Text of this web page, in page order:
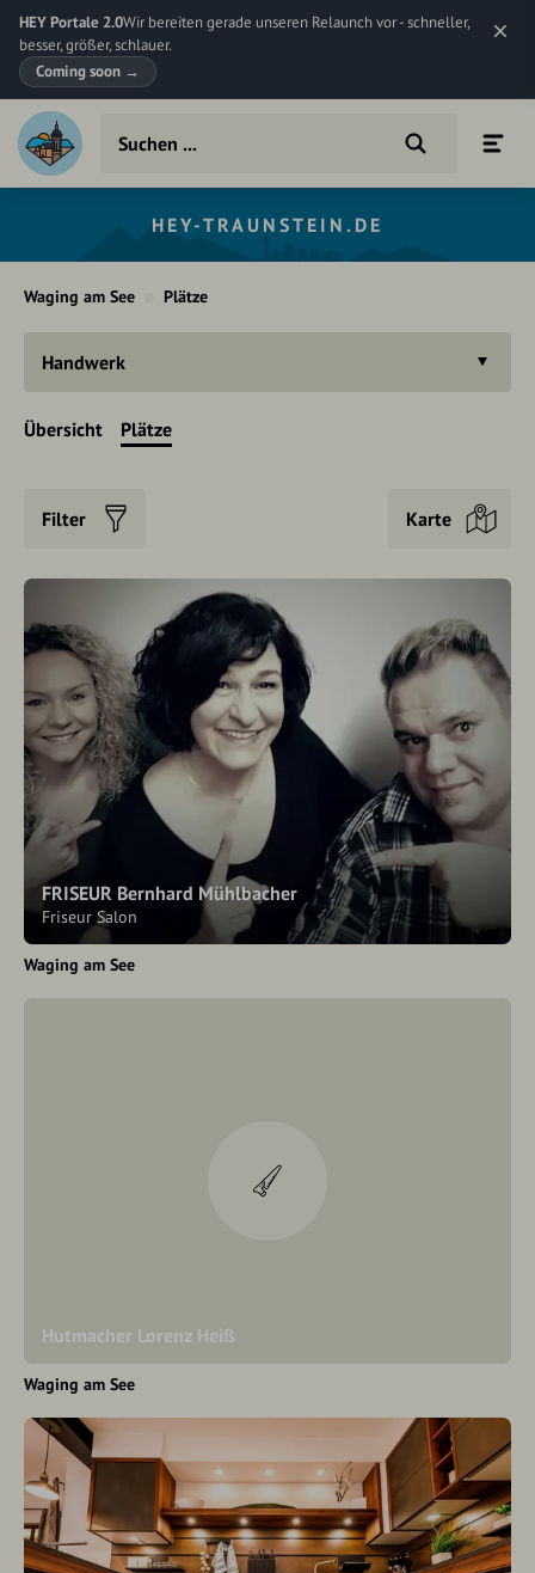
HEY Portale 2.0Wir bereiten gerade unseren Relaunch vor - schneller,
besser, größer, schlauer.
Coming soon →
HEY-TRAUNSTEIN.DE
Waging am See Plätze
Handwerk
Übersicht Plätze
Filter Karte
FRISEUR Bernhard Mühlbacher
Friseur Salon
Waging am See
Hutmacher Lorenz Heiß
Waging am See